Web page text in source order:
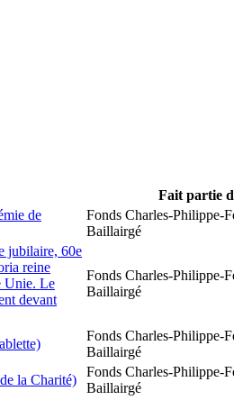
Fait partie
de
Fonds Charles-Philippe-
Baillairgé
jubilaire, 60e
reine
Unie. Le
devant
Fonds Charles-Philippe-
Baillairgé
Fonds Charles-Philippe-
Baillairgé
la Charité)
Fonds Charles-Philippe-
Baillairgé